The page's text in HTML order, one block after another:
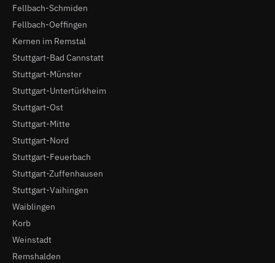
Fellbach-Schmiden
Fellbach-Oeffingen
Kernen im Remstal
Stuttgart-Bad Cannstatt
Stuttgart-Münster
Stuttgart-Untertürkheim
Stuttgart-Ost
Stuttgart-Mitte
Stuttgart-Nord
Stuttgart-Feuerbach
Stuttgart-Zuffenhausen
Stuttgart-Vaihingen
Waiblingen
Korb
Weinstadt
Remshalden